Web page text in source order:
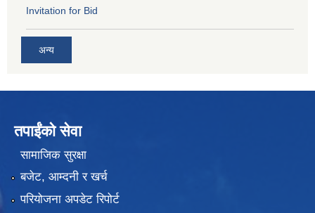
Invitation for Bid
अन्य
तपाईंको सेवा
सामाजिक सुरक्षा
बजेट, आम्दनी र खर्च
परियोजना अपडेट रिपोर्ट